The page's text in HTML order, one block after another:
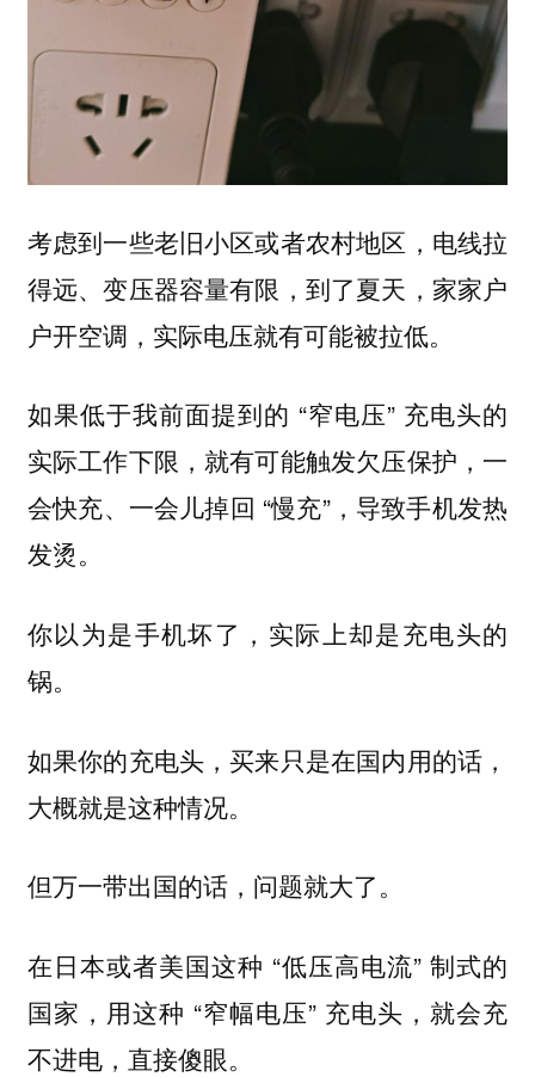
考虑到一些老旧小区或者农村地区，电线拉
得远、变压器容量有限，到了夏天，家家户
户开空调，实际电压就有可能被拉低。
如果低于我前面提到的 “窄电压” 充电头的
实际工作下限，就有可能触发欠压保护，一
会快充、一会儿掉回 “慢充”，导致手机发热
发烫。
你以为是手机坏了，实际上却是充电头的
锅。
如果你的充电头，买来只是在国内用的话，
大概就是这种情况。
但万一带出国的话，问题就大了。
在日本或者美国这种 “低压高电流” 制式的
国家，用这种 “窄幅电压” 充电头，就会充
不进电，直接傻眼。